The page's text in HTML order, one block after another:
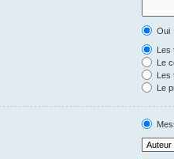
Oui
Les
Le
Les
Le